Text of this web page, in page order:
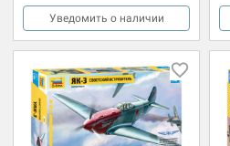
Уведомить о наличии